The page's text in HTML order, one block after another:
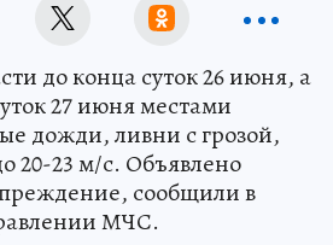
до конца суток 26 июня, а
27 июня местами
дожди, ливни с грозой,
20-23 м/с. Объявлено
сообщили в
МЧС.